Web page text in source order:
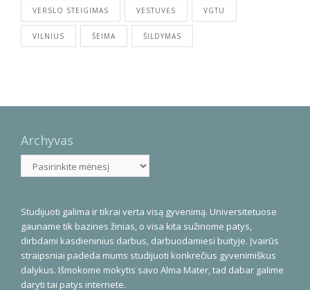
VERSLO STEIGIMAS VESTUVĖS VGTU
VILNIUS ŠEIMA ŠILDYMAS
Archyvas
Archyvas
Studijuoti galima ir tikrai verta visą gyvenimą. Universitetuose
gauname tik bazines žinias, o visa kita sužinome patys,
dirbdami kasdieninius darbus, darbuodamiesi buityje. Įvairūs
straipsniai padeda mums studijuoti konkrečius gyvenimiškus
dalykus. Išmokome mokytis savo Alma Mater, tad dabar galime
daryti tai patys internete.